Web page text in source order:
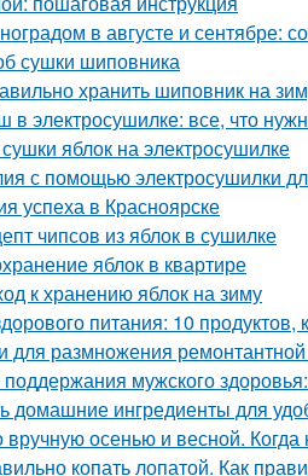
в августе и сентябре:
сушки шиповника
хранить шиповник на
в электросушилке: все, что
яблок на электросушилке
с помощью электросушилки
успеха в Красноярске
чипсов из яблок в сушилке
яблок в квартире
к хранению яблок на зиму
питания: 10 продуктов,
для размножения
мужского
домашние ингредиенты для
вручную осенью и весной.
копать лопатой. Как